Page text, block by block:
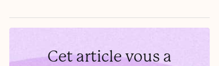
Cet article vous a